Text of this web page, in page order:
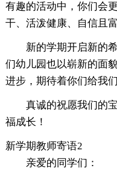
有趣的活动中，你们会
干、活泼健康、自信且
新的学期开启新的
们幼儿园也以崭新的面
进步，期待着你们给我
真诚的祝愿我们的
福成长！
新学期教师寄语2
亲爱的同学们：